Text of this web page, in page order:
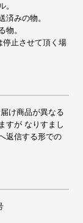
。
済みの物。
物。
止させて頂く場
け商品が異なる
すが なりすまし
返信する形での